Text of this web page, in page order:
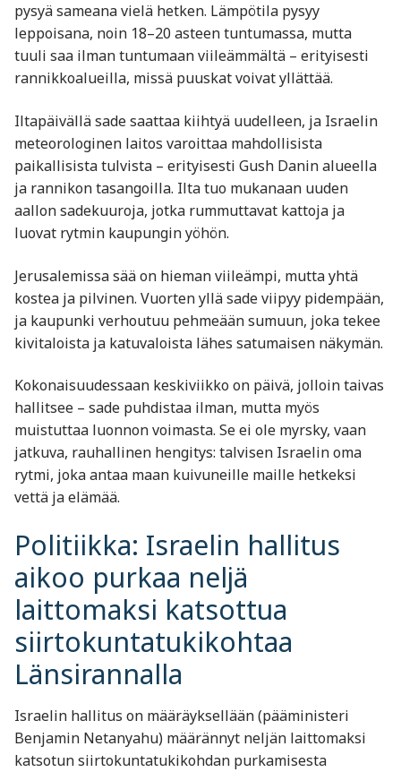
pysyä sameana vielä hetken. Lämpötila pysyy
leppoisana, noin 18–20 asteen tuntumassa, mutta
tuuli saa ilman tuntumaan viileämmältä – erityisesti
rannikkoalueilla, missä puuskat voivat yllättää.
Iltapäivällä sade saattaa kiihtyä uudelleen, ja Israelin
meteorologinen laitos varoittaa mahdollisista
paikallisista tulvista – erityisesti Gush Danin alueella
ja rannikon tasangoilla. Ilta tuo mukanaan uuden
aallon sadekuuroja, jotka rummuttavat kattoja ja
luovat rytmin kaupungin yöhön.
Jerusalemissa sää on hieman viileämpi, mutta yhtä
kostea ja pilvinen. Vuorten yllä sade viipyy pidempään,
ja kaupunki verhoutuu pehmeään sumuun, joka tekee
kivitaloista ja katuvaloista lähes satumaisen näkymän.
Kokonaisuudessaan keskiviikko on päivä, jolloin taivas
hallitsee – sade puhdistaa ilman, mutta myös
muistuttaa luonnon voimasta. Se ei ole myrsky, vaan
jatkuva, rauhallinen hengitys: talvisen Israelin oma
rytmi, joka antaa maan kuivuneille maille hetkeksi
vettä ja elämää.
Politiikka: Israelin hallitus
aikoo purkaa neljä
laittomaksi katsottua
siirtokuntatukikohtaa
Länsirannalla
Israelin hallitus on määräyksellään (pääministeri
Benjamin Netanyahu) määrännyt neljän laittomaksi
katsotun siirtokuntatukikohdan purkamisesta